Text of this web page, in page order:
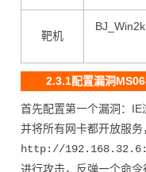
靶机
2.3.1配置漏洞
首先配置第一个漏洞：IE
并将所有网卡都开放服务
http://
进行攻击，反弹一个命令